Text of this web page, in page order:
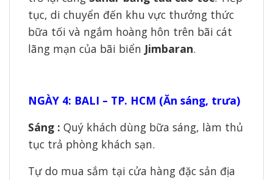
tục, di chuyển đến khu vực thưởng thức
bữa tối và ngắm hoàng hôn trên bãi cát
lãng mạn của bãi biển Jimbaran.
NGÀY 4: BALI – TP. HCM (Ăn sáng, trưa)
Sáng : Quý khách dùng bữa sáng, làm thủ
tục trả phòng khách sạn.
Tự do mua sắm tại cửa hàng đặc sản địa